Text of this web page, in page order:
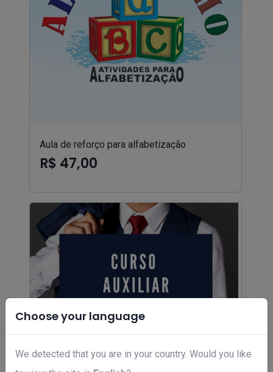
Choose your language
We detected that you are in your country. Would you like
Aula de reforço para alfabetização
R$ 47,00